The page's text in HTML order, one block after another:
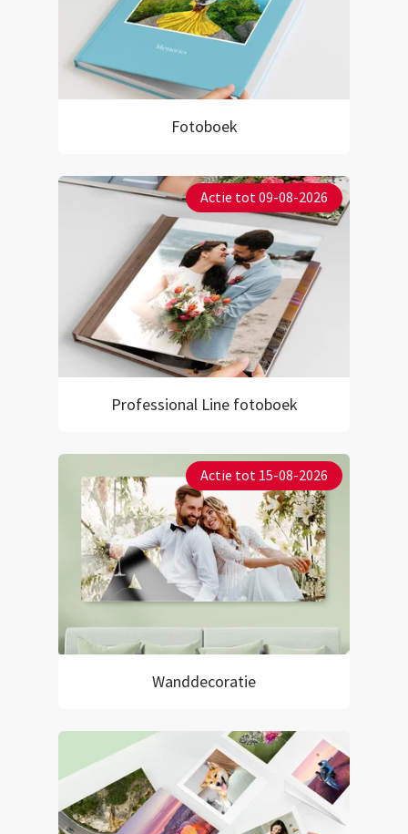
Fotoboek
Actie tot 09-08-2026
Professional Line fotoboek
Actie tot 15-08-2026
Wanddecoratie